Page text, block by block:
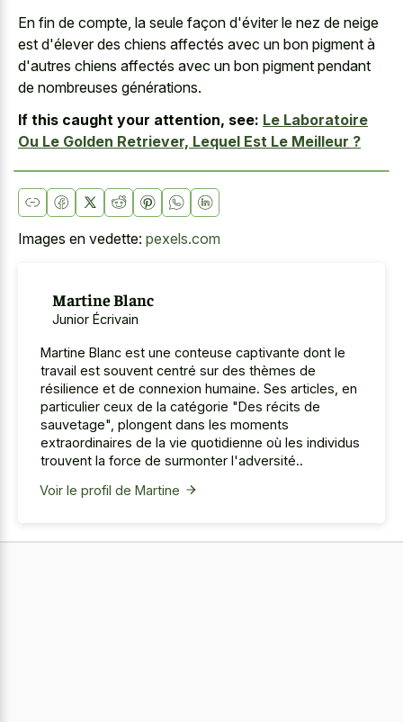
En fin de compte, la seule façon d'éviter le nez de neige
est d'élever des chiens affectés avec un bon pigment à
d'autres chiens affectés avec un bon pigment pendant
de nombreuses générations.
If this caught your attention, see: Le Laboratoire
Ou Le Golden Retriever, Lequel Est Le Meilleur ?
Images en vedette: pexels.com
Martine Blanc
Junior Écrivain
Martine Blanc est une conteuse captivante dont le
travail est souvent centré sur des thèmes de
résilience et de connexion humaine. Ses articles, en
particulier ceux de la catégorie "Des récits de
sauvetage", plongent dans les moments
extraordinaires de la vie quotidienne où les individus
trouvent la force de surmonter l'adversité..
Voir le profil de Martine